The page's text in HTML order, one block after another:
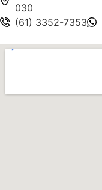
030
(61) 3352-7353